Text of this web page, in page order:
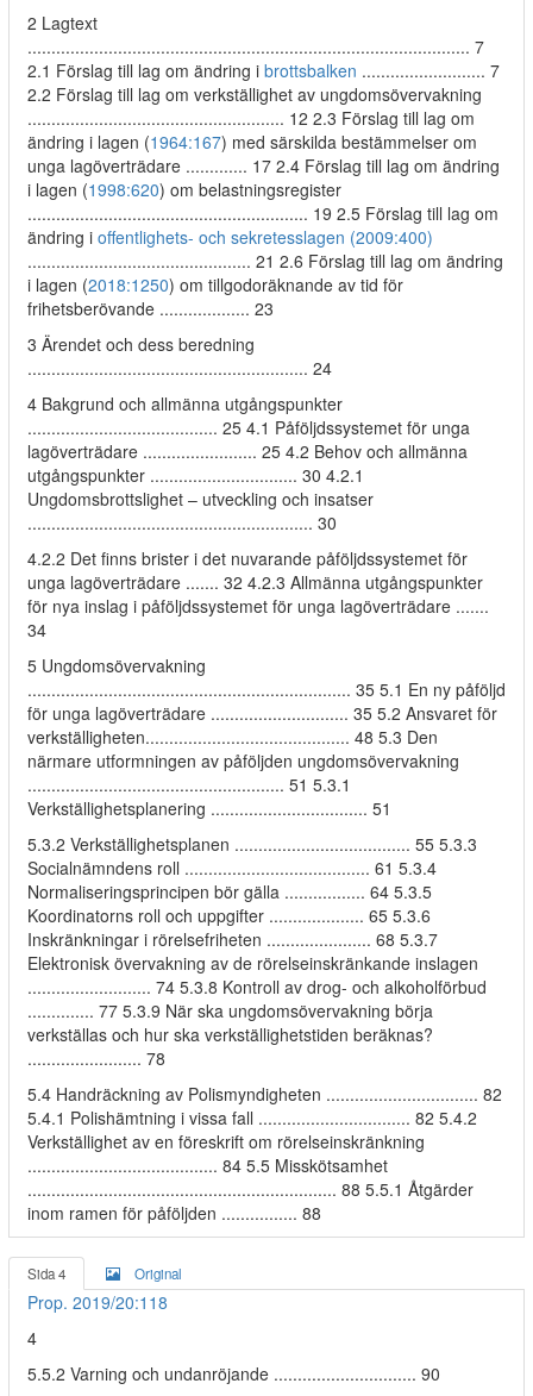
2 Lagtext
............................................................................................. 7
2.1 Förslag till lag om ändring i brottsbalken .......................... 7
2.2 Förslag till lag om verkställighet av ungdomsövervakning
...................................................... 12 2.3 Förslag till lag om
ändring i lagen (1964:167) med särskilda bestämmelser om
unga lagöverträdare ............. 17 2.4 Förslag till lag om ändring
i lagen (1998:620) om belastningsregister
........................................................... 19 2.5 Förslag till lag om
ändring i offentlighets- och sekretesslagen (2009:400)
............................................... 21 2.6 Förslag till lag om ändring
i lagen (2018:1250) om tillgodoräknande av tid för
frihetsberövande ................... 23
3 Ärendet och dess beredning
........................................................... 24
4 Bakgrund och allmänna utgångspunkter
........................................ 25 4.1 Påföljdssystemet för unga
lagöverträdare ........................ 25 4.2 Behov och allmänna
utgångspunkter ............................... 30 4.2.1
Ungdomsbrottslighet – utveckling och insatser
............................................................ 30
4.2.2 Det finns brister i det nuvarande påföljdssystemet för
unga lagöverträdare ....... 32 4.2.3 Allmänna utgångspunkter
för nya inslag i påföljdssystemet för unga lagöverträdare .......
34
5 Ungdomsövervakning
.................................................................... 35 5.1 En ny påföljd
för unga lagöverträdare ............................. 35 5.2 Ansvaret för
verkställigheten........................................... 48 5.3 Den
närmare utformningen av påföljden ungdomsövervakning
...................................................... 51 5.3.1
Verkställighetsplanering ................................. 51
5.3.2 Verkställighetsplanen ..................................... 55 5.3.3
Socialnämndens roll ....................................... 61 5.3.4
Normaliseringsprincipen bör gälla ................. 64 5.3.5
Koordinatorns roll och uppgifter .................... 65 5.3.6
Inskränkningar i rörelsefriheten ...................... 68 5.3.7
Elektronisk övervakning av de rörelseinskränkande inslagen
.......................... 74 5.3.8 Kontroll av drog- och alkoholförbud
.............. 77 5.3.9 När ska ungdomsövervakning börja
verkställas och hur ska verkställighetstiden beräknas?
........................ 78
5.4 Handräckning av Polismyndigheten ................................ 82
5.4.1 Polishämtning i vissa fall ................................ 82 5.4.2
Verkställighet av en föreskrift om rörelseinskränkning
........................................ 84 5.5 Misskötsamhet
................................................................. 88 5.5.1 Åtgärder
inom ramen för påföljden ................ 88
Sida 4 Original
Prop. 2019/20:118
4
5.5.2 Varning och undanröjande .............................. 90